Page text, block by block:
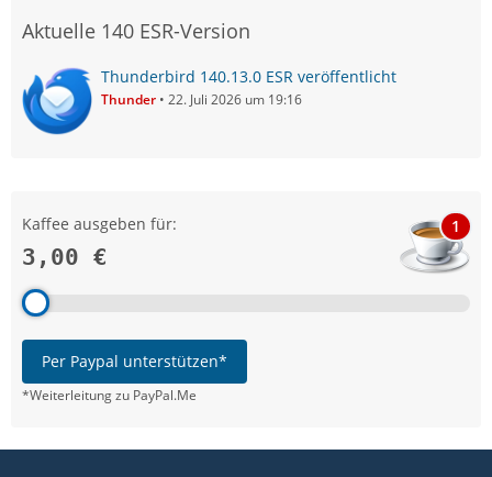
Aktuelle 140 ESR-Version
Thunderbird 140.13.0 ESR veröffentlicht
Thunder 22. Juli 2026 um 19:16
Kaffee ausgeben für:
3,00 €
1
Per Paypal unterstützen*
*Weiterleitung zu PayPal.Me